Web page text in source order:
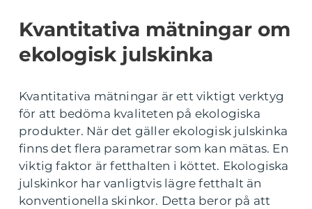
Kvantitativa mätningar om
ekologisk julskinka
Kvantitativa mätningar är ett viktigt verktyg
för att bedöma kvaliteten på ekologiska
produkter. När det gäller ekologisk julskinka
finns det flera parametrar som kan mätas. En
viktig faktor är fetthalten i köttet. Ekologiska
julskinkor har vanligtvis lägre fetthalt än
konventionella skinkor. Detta beror på att